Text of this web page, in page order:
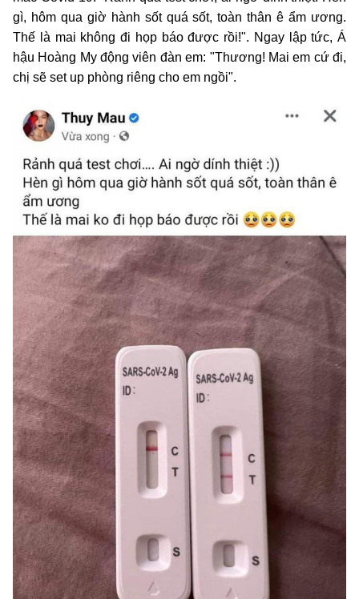
gì, hôm qua giờ hành sốt quá sốt, toàn thân ê ẩm ương.
Thế là mai không đi họp báo được rồi!". Ngay lập tức, Á
hậu Hoàng My động viên đàn em: "Thương! Mai em cứ đi,
chị sẽ set up phòng riêng cho em ngồi".